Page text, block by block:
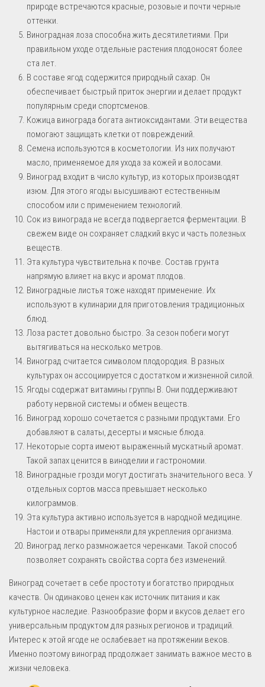
природе встречаются красные, розовые и почти черные
оттенки.
Виноградная лоза способна жить десятилетиями. При
правильном уходе отдельные растения плодоносят более
ста лет.
В составе ягод содержится природный сахар. Он
обеспечивает быстрый приток энергии и делает продукт
популярным среди спортсменов.
Кожица винограда богата антиоксидантами. Эти вещества
помогают защищать клетки от повреждений.
Семена используются в косметологии. Из них получают
масло, применяемое для ухода за кожей и волосами.
Виноград входит в число культур, из которых производят
изюм. Для этого ягоды высушивают естественным
способом или с применением технологий.
Сок из винограда не всегда подвергается ферментации. В
свежем виде он сохраняет сладкий вкус и часть полезных
веществ.
Эта культура чувствительна к почве. Состав грунта
напрямую влияет на вкус и аромат плодов.
Виноградные листья тоже находят применение. Их
используют в кулинарии для приготовления традиционных
блюд.
Лоза растет довольно быстро. За сезон побеги могут
вытягиваться на несколько метров.
Виноград считается символом плодородия. В разных
культурах он ассоциируется с достатком и жизненной силой.
Ягоды содержат витамины группы B. Они поддерживают
работу нервной системы и обмен веществ.
Виноград хорошо сочетается с разными продуктами. Его
добавляют в салаты, десерты и мясные блюда.
Некоторые сорта имеют выраженный мускатный аромат.
Такой запах ценится в виноделии и гастрономии.
Виноградные грозди могут достигать значительного веса. У
отдельных сортов масса превышает несколько
килограммов.
Эта культура активно используется в народной медицине.
Настои и отвары применяли для укрепления организма.
Виноград легко размножается черенками. Такой способ
позволяет сохранять свойства сорта без изменений.
Виноград сочетает в себе простоту и богатство природных
качеств. Он одинаково ценен как источник питания и как
культурное наследие. Разнообразие форм и вкусов делает его
универсальным продуктом для разных регионов и традиций.
Интерес к этой ягоде не ослабевает на протяжении веков.
Именно поэтому виноград продолжает занимать важное место в
жизни человека.